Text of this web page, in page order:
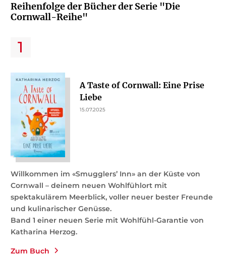
Reihenfolge der Bücher der Serie "Die
Cornwall-Reihe"
A Taste of Cornwall: Eine Prise
Liebe
15.07.2025
Willkommen im «Smugglers’ Inn» an der Küste von
Cornwall – deinem neuen Wohlfühlort mit
spektakulärem Meerblick, voller neuer bester Freunde
und kulinarischer Genüsse.
Band 1 einer neuen Serie mit Wohlfühl-Garantie von
Katharina Herzog.
Zum Buch